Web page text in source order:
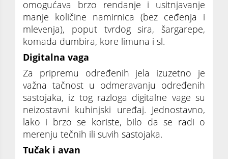
omogućava brzo rendanje i usitnjavanje
manje količine namirnica (bez ceđenja i
mlevenja), poput tvrdog sira, šargarepe,
komada đumbira, kore limuna i sl.
Digitalna vaga
Za pripremu određenih jela izuzetno je
važna tačnost u odmeravanju određenih
sastojaka, iz tog razloga digitalne vage su
neizostavni kuhinjski uređaj. Jednostavno,
lako i brzo se koriste, bilo da se radi o
merenju tečnih ili suvih sastojaka.
Tučak i avan